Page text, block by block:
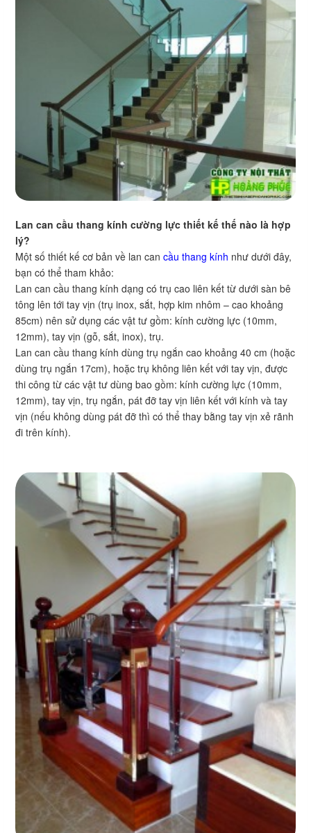
Lan can cầu thang kính cường lực thiết kế thế nào là hợp
lý?
Một số thiết kế cơ bản về lan can cầu thang kính như dưới đây,
bạn có thể tham khảo:
Lan can cầu thang kính dạng có trụ cao liên kết từ dưới sàn bê
tông lên tới tay vịn (trụ inox, sắt, hợp kim nhôm – cao khoảng
85cm) nên sử dụng các vật tư gồm: kính cường lực (10mm,
12mm), tay vịn (gỗ, sắt, inox), trụ.
Lan can cầu thang kính dùng trụ ngắn cao khoảng 40 cm (hoặc
dùng trụ ngắn 17cm), hoặc trụ không liên kết với tay vịn, được
thi công từ các vật tư dùng bao gồm: kính cường lực (10mm,
12mm), tay vịn, trụ ngắn, pát đỡ tay vịn liên kết với kính và tay
vịn (nếu không dùng pát đỡ thì có thể thay bằng tay vịn xẻ rãnh
đi trên kính).